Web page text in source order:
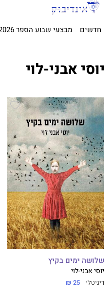
חדשים מבצעי שבוע הספר 2026
יוסי אבני-לוי
שלושה ימים בקיץ
יוסי אבני-לוי
דיגיטלי 25 ₪